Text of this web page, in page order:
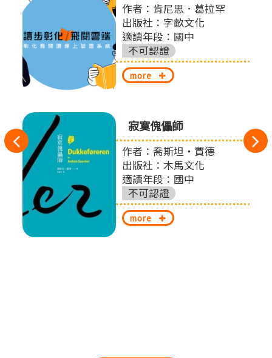
往
左
切
換
作者：肯尼思．葛拉罕
出版社：字畝文化
適讀年段：國中
不可認證
more
寂寞傀儡師
作者：喬斯坦‧賈德
出版社：木馬文化
適讀年段：國中
不可認證
more